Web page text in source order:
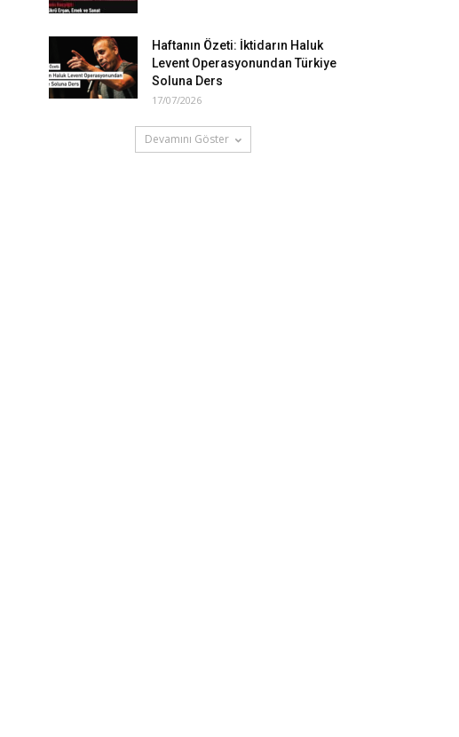
Haftanın Özeti: İktidarın Haluk
Levent Operasyonundan Türkiye
Soluna Ders
17/07/2026
Devamını Göster